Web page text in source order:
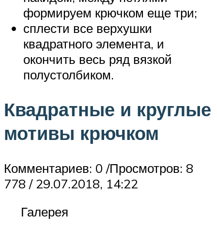
формируем крючком еще три;
сплести все верхушки
квадратного элемента, и
окончить весь ряд вязкой
полустолбиком.
Квадратные и круглые
мотивы крючком
Комментариев: 0 /Просмотров: 8
778 / 29.07.2018, 14:22
Галерея